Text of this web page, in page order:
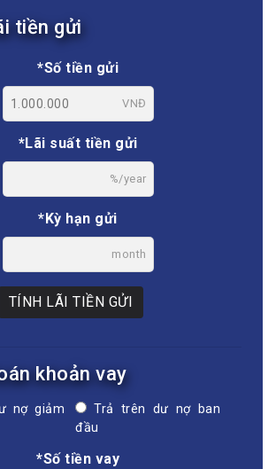
tiền gửi
*Số tiền gửi
VNĐ
*Lãi suất tiền gửi
%/year
*Kỳ hạn gửi
month
TÍNH LÃI TIỀN GỬI
khoản vay
nợ giảm
Trả trên dư nợ ban
đầu
*Số tiền vay